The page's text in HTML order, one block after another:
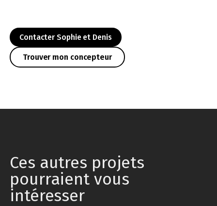
Contacter Sophie et Denis
Trouver mon concepteur
Ces autres projets
pourraient vous
intéresser